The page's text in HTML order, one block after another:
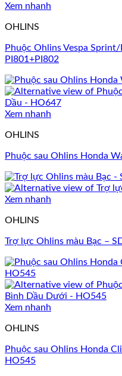
Xem nhanh
OHLINS
Phuộc Ohlins Vespa
PI801+PI802
Xem nhanh
OHLINS
Phuộc sau Ohlins Honda
Xem nhanh
OHLINS
Trợ lực Ohlins màu Bạc –
Xem nhanh
OHLINS
Phuộc sau Ohlins Honda
HO545